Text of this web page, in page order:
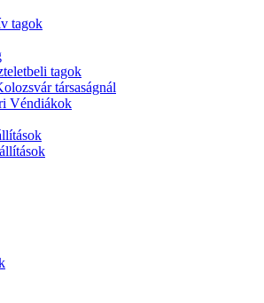
tagok
tagok
társaságnál
Véndiákok